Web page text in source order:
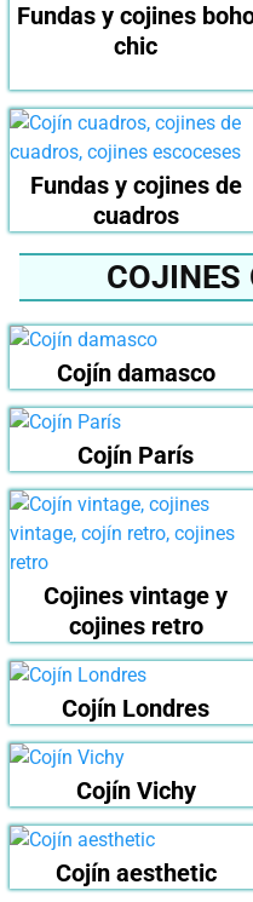
Fundas y cojines
chic
Fundas y cojines de
cuadros
COJINES
Cojín damasco
Cojín París
Cojines vintage y
cojines retro
Cojín Londres
Cojín Vichy
Cojín aesthetic